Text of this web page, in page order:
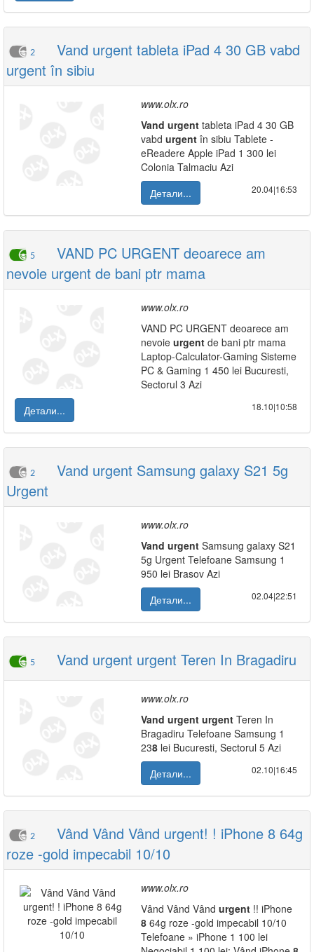
2
Vand urgent tableta iPad 4 30 GB vabd
urgent în sibiu
www.olx.ro
Vand urgent tableta iPad 4 30 GB
vabd urgent în sibiu Tablete -
eReadere Apple iPad 1 300 lei
Colonia Talmaciu Azi
Детали...
20.04|16:53
5
VAND PC URGENT deoarece am
nevoie urgent de bani ptr mama
www.olx.ro
VAND PC URGENT deoarece am
nevoie urgent de bani ptr mama
Laptop-Calculator-Gaming Sisteme
PC & Gaming 1 450 lei Bucuresti,
Sectorul 3 Azi
Детали...
18.10|10:58
2
Vand urgent Samsung galaxy S21 5g
Urgent
www.olx.ro
Vand urgent Samsung galaxy S21
5g Urgent Telefoane Samsung 1
950 lei Brasov Azi
Детали...
02.04|22:51
5 Vand urgent urgent Teren In Bragadiru
www.olx.ro
Vand urgent urgent Teren In
Bragadiru Telefoane Samsung 1
238 lei Bucuresti, Sectorul 5 Azi
Детали...
02.10|16:45
2
Vând Vând Vând urgent! ! iPhone 8 64g
roze -gold impecabil 10/10
www.olx.ro
Vând Vând Vând urgent !! iPhone
8 64g roze -gold impecabil 10/10
Telefoane » iPhone 1 100 lei